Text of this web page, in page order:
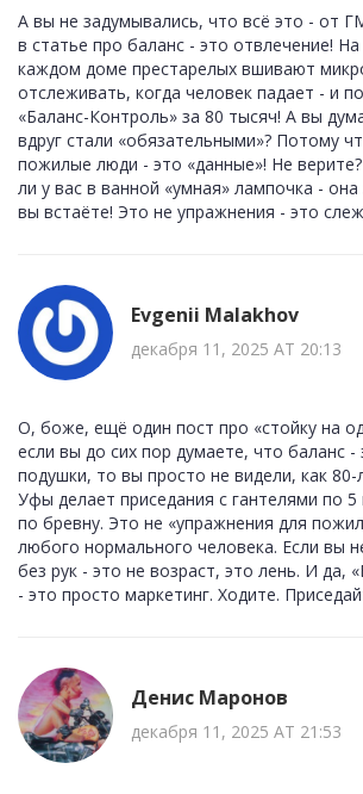
А вы не задумывались, что всё это - от
в статье про баланс - это отвлечение!
каждом доме престарелых вшивают
отслеживать, когда человек падает - и
«Баланс-Контроль» за 80 тысяч! А вы
вдруг стали «обязательными»? Потому
пожилые люди - это «данные»! Не
ли у вас в ванной «умная» лампочка - она
вы встаёте! Это не упражнения - это
Evgenii Malakhov
декабря 11, 2025 AT 20:13
О, боже, ещё один пост про «стойку на
если вы до сих пор думаете, что баланс -
подушки, то вы просто не видели, как
Уфы делает приседания с гантелями по 5
по бревну. Это не «упражнения для
любого нормального человека. Если вы
без рук - это не возраст, это лень. И да,
- это просто маркетинг. Ходите.
Денис Маронов
декабря 11, 2025 AT 21:53